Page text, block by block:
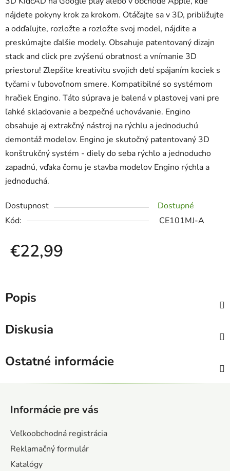
nájdete pokyny krok za krokom. Otáčajte sa v 3D, približujte
a odďaľujte, rozložte a rozložte svoj model, nájdite a
preskúmajte ďalšie modely. Obsahuje patentovaný dizajn
stack and click pre zvýšenú obratnosť a vnímanie 3D
priestoru! Zlepšite kreativitu svojich detí spájaním kociek s
tyčami v ľubovoľnom smere. Kompatibilné so systémom
hračiek Engino. Táto súprava je balená v plastovej vani pre
ľahké skladovanie a bezpečné uchovávanie. Engino
obsahuje aj extrakčný nástroj na rýchlu a jednoduchú
demontáž modelov. Engino je skutočný patentovaný 3D
konštrukčný systém - diely do seba rýchlo a jednoducho
zapadnú, vďaka čomu je stavba modelov Engino rýchla a
jednoduchá.
Dostupnosť
Dostupné
Kód:
CE101MJ-A
€22,99
Popis
Diskusia
Ostatné informácie
Informácie pre vás
Veľkoobchodná registrácia
Reklamačný formulár
Katalógy